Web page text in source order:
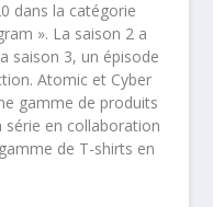
dans la catégorie
». La saison 2 a
saison 3, un épisode
Atomic et Cyber
gamme de produits
série en collaboration
de T-shirts en